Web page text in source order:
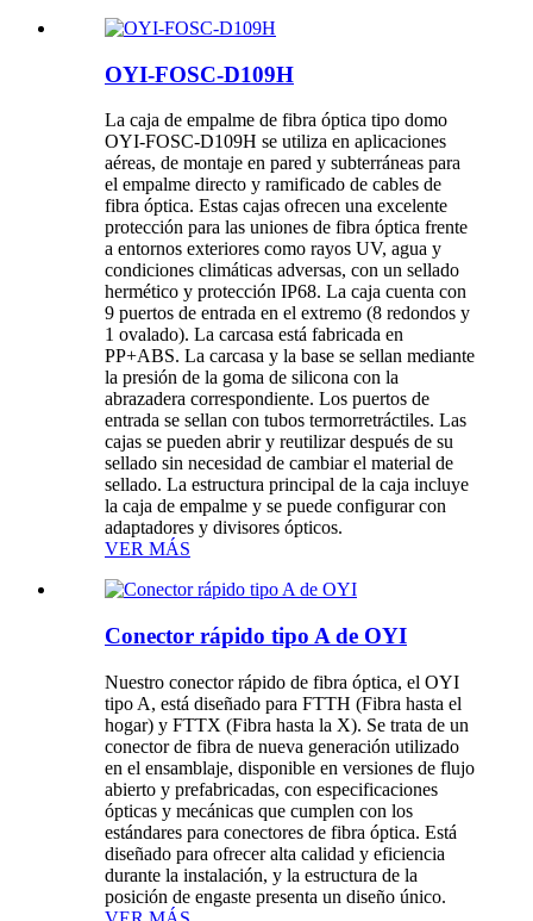
OYI-FOSC-D109H
La caja de empalme de fibra óptica tipo domo
OYI-FOSC-D109H se utiliza en aplicaciones
aéreas, de montaje en pared y subterráneas para
el empalme directo y ramificado de cables de
fibra óptica. Estas cajas ofrecen una excelente
protección para las uniones de fibra óptica frente
a entornos exteriores como rayos UV, agua y
condiciones climáticas adversas, con un sellado
hermético y protección IP68. La caja cuenta con
9 puertos de entrada en el extremo (8 redondos y
1 ovalado). La carcasa está fabricada en
PP+ABS. La carcasa y la base se sellan mediante
la presión de la goma de silicona con la
abrazadera correspondiente. Los puertos de
entrada se sellan con tubos termorretráctiles. Las
cajas se pueden abrir y reutilizar después de su
sellado sin necesidad de cambiar el material de
sellado. La estructura principal de la caja incluye
la caja de empalme y se puede configurar con
adaptadores y divisores ópticos.
VER MÁS
Conector rápido tipo A de OYI
Nuestro conector rápido de fibra óptica, el OYI
tipo A, está diseñado para FTTH (Fibra hasta el
hogar) y FTTX (Fibra hasta la X). Se trata de un
conector de fibra de nueva generación utilizado
en el ensamblaje, disponible en versiones de flujo
abierto y prefabricadas, con especificaciones
ópticas y mecánicas que cumplen con los
estándares para conectores de fibra óptica. Está
diseñado para ofrecer alta calidad y eficiencia
durante la instalación, y la estructura de la
posición de engaste presenta un diseño único.